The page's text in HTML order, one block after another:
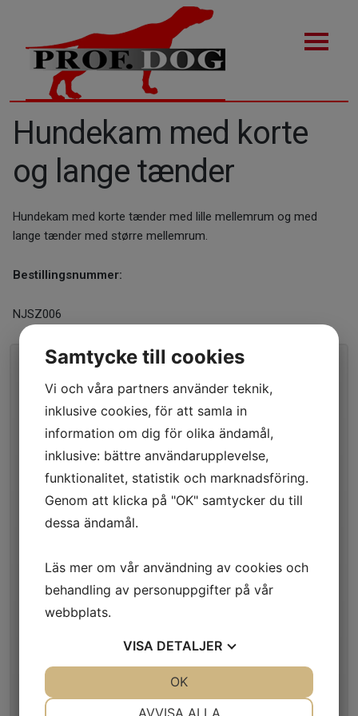
FODER
FODER TILBEHØR
TRÆNING / OPDRAGELSE
SIKKERHED
TRANSPORT / SOVE
HUNDE OG KATTE DØRE
LEGETØJ
Hundebørste
Negletang med klipstop
Hundekam Med tætte tænder på den ene side og større
mellemrum på den anden side
Hundekam med korte
og lange tænder
Hundekam med korte tænder med lille mellemrum og med
lange tænder med større mellemrum.
Bestillingsnummer:
NJSZ006
Samtycke till cookies
Vi och våra partners använder teknik,
inklusive cookies, för att samla in
information om dig för olika ändamål,
inklusive: bättre användarupplevelse,
funktionalitet, statistik och marknadsföring.
Genom att klicka på "OK" samtycker du till
dessa ändamål.
Läs mer om vår användning av cookies och
behandling av personuppgifter på vår
webbplats.
VISA DETALJER
AVVISA ALLA
OK